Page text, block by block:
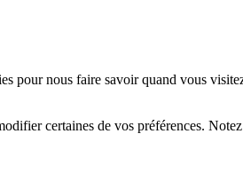
pour nous faire savoir quand vous
certaines de vos préférences.